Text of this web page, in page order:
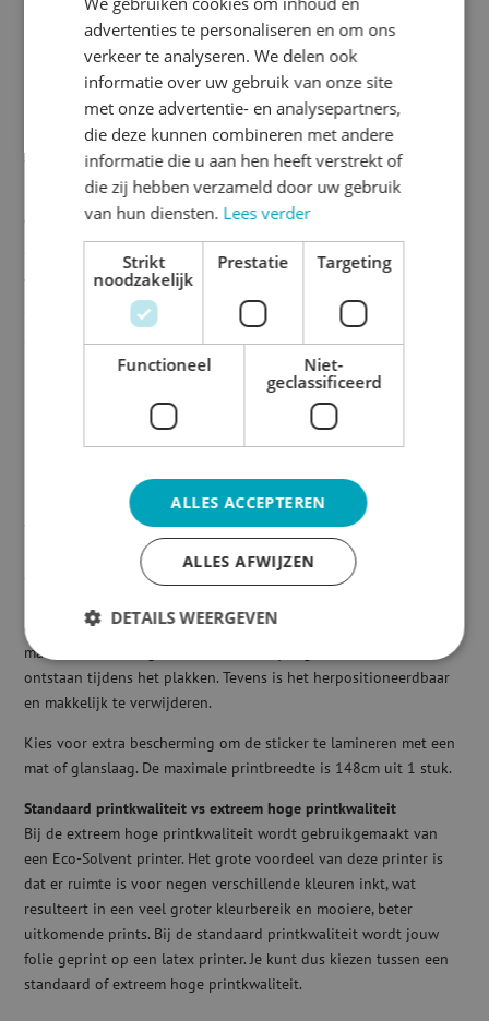
Easy Apply™ lijmlaag
Een verwachte
levensduur van ten minste 6
Ook na langere tijd te
verwijderen zonder
lijmresten achter te laten
Extra bescherming van
de print door laminaat
Dankzij grijze lijmlaag
goede dekking op gekleurde
ondergrond
Beschrijving
De Avery Dennison MPI™ 1105 EARS is een glanzende gegoten
vinyl. Dit vinyl is geschikt voor langdurige buitentoepassingen
bijvoorbeeld voor op auto’s. De grijze lijmlaag geeft een goede
dekking op een gekleurde ondergrond. Door de hoge flexibiliteit
een Easy Apply technologie wat ervoor zorgt dat de lucht
maximaal wordt afgevoerd zodat er bijna geen luchtbellen
ontstaan tijdens het plakken. Tevens is het herpositioneerdbaar
en makkelijk te verwijderen.
Kies voor extra bescherming om de sticker te lamineren met een
mat of glanslaag. De maximale printbreedte is 148cm uit 1 stuk.
Standaard printkwaliteit vs extreem hoge printkwaliteit
Bij de extreem hoge printkwaliteit wordt gebruikgemaakt van
een Eco-Solvent printer. Het grote voordeel van deze printer is
dat er ruimte is voor negen verschillende kleuren inkt, wat
resulteert in een veel groter kleurbereik en mooiere, beter
uitkomende prints. Bij de standaard printkwaliteit wordt jouw
folie geprint op een latex printer. Je kunt dus kiezen tussen een
standaard of extreem hoge printkwaliteit.
advertenties te personaliseren en om ons
verkeer te analyseren. We delen ook
informatie over uw gebruik van onze site
met onze advertentie- en analysepartners,
die deze kunnen combineren met andere
informatie die u aan hen heeft verstrekt of
die zij hebben verzameld door uw gebruik
van hun diensten. Lees verder
Strikt
noodzakelijk
Prestatie Targeting
Functioneel
Niet-
geclassificeerd
ALLES ACCEPTEREN
ALLES AFWIJZEN
DETAILS WEERGEVEN